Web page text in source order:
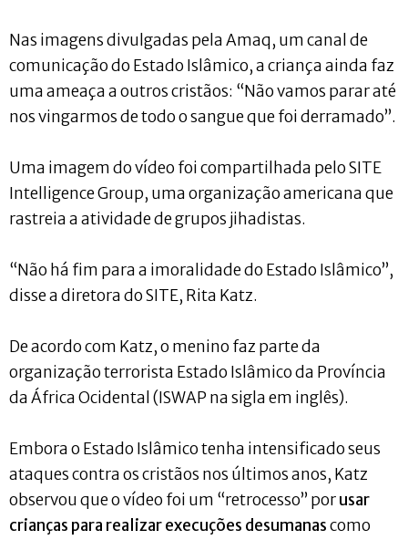
Nas imagens divulgadas pela Amaq, um canal de
comunicação do Estado Islâmico, a criança ainda faz
uma ameaça a outros cristãos: “Não vamos parar até
nos vingarmos de todo o sangue que foi derramado”.
Uma imagem do vídeo foi compartilhada pelo SITE
Intelligence Group, uma organização americana que
rastreia a atividade de grupos jihadistas.
“Não há fim para a imoralidade do Estado Islâmico”,
disse a diretora do SITE, Rita Katz.
De acordo com Katz, o menino faz parte da
organização terrorista Estado Islâmico da Província
da África Ocidental (ISWAP na sigla em inglês).
Embora o Estado Islâmico tenha intensificado seus
ataques contra os cristãos nos últimos anos, Katz
observou que o vídeo foi um “retrocesso” porusar
crianças para realizar execuções desumanascomo